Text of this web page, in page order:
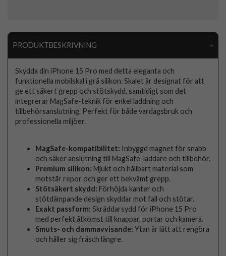
PRODUKTBESKRIVNING
Skydda din iPhone 15 Pro med detta eleganta och
funktionella mobilskal i grå silikon. Skalet är designat för att
ge ett säkert grepp och stötskydd, samtidigt som det
integrerar MagSafe-teknik för enkel laddning och
tillbehörsanslutning. Perfekt för både vardagsbruk och
professionella miljöer.
MagSafe-kompatibilitet: Inbyggd magnet för snabb
och säker anslutning till MagSafe-laddare och tillbehör.
Premium silikon: Mjukt och hållbart material som
motstår repor och ger ett bekvämt grepp.
Stötsäkert skydd: Förhöjda kanter och
stötdämpande design skyddar mot fall och stötar.
Exakt passform: Skräddarsydd för iPhone 15 Pro
med perfekt åtkomst till knappar, portar och kamera.
Smuts- och dammavvisande: Ytan är lätt att rengöra
och håller sig fräsch längre.